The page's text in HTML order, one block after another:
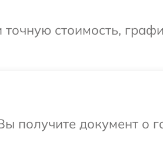
стоимость,
получите документ о